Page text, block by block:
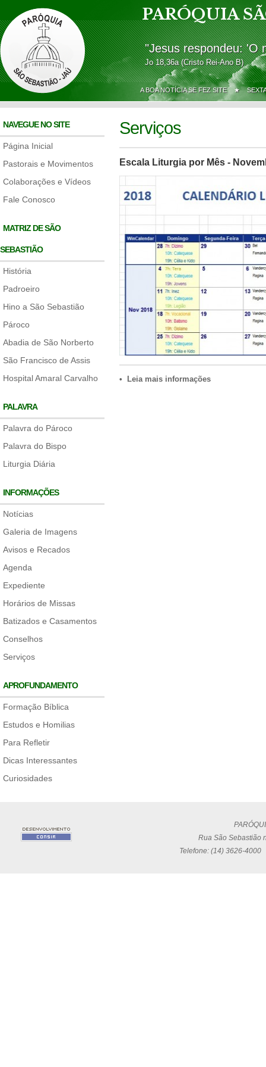
PARÓQUIA
"Jesus respondeu: 'O
Jo 18,36a (Cristo Rei-Ano B)
A BOA NOTÍCIA SE FEZ SITE ★
NAVEGUE NO SITE
Página Inicial
Pastorais e Movimentos
Colaborações e Vídeos
Fale Conosco
MATRIZ DE SÃO
SEBASTIÃO
História
Padroeiro
Hino a São Sebastião
Pároco
Abadia de São Norberto
São Francisco de Assis
Hospital Amaral Carvalho
PALAVRA
Palavra do Pároco
Palavra do Bispo
Liturgia Diária
INFORMAÇÕES
Notícias
Galeria de Imagens
Avisos e Recados
Agenda
Expediente
Horários de Missas
Batizados e Casamentos
Conselhos
Serviços
APROFUNDAMENTO
Formação Bíblica
Estudos e Homilias
Para Refletir
Dicas Interessantes
Curiosidades
Serviços
Escala Liturgia por Mês -
• Leia mais informações
Rua São Sebastião
Telefone: (14) 3626-